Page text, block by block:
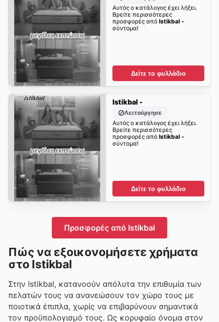
Αυτός ο κατάλογος έχει λήξει.
Βρείτε περισσότερες
προσφορές από Istikbal -
σύντομα!
Δείτε το φυλλάδιο
Istikbal -
Λειτούργησε
Αυτός ο κατάλογος έχει λήξει.
Βρείτε περισσότερες
προσφορές από Istikbal -
σύντομα!
Δείτε το φυλλάδιο
Προσφορές από Istikbal
Πώς να εξοικονομήσετε χρήματα
στο Istikbal
Στην Istikbal, κατανοούν απόλυτα την επιθυμία των
πελατών τους να ανανεώσουν τον χώρο τους με
ποιοτικά έπιπλα, χωρίς να επιβαρύνουν σημαντικά
τον προϋπολογισμό τους. Ως κορυφαίο όνομα στον